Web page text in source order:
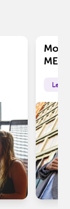
ME?
Leia